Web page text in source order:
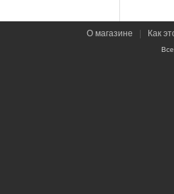
О магазине Как